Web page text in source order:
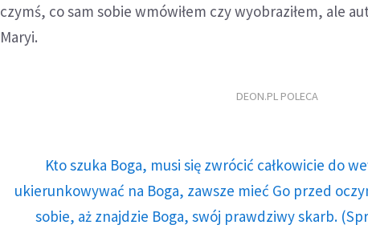
czymś, co sam sobie wmówiłem czy wyobraziłem, ale
Maryi.
DEON.PL POLECA
Kto szuka Boga, musi się zwrócić całkowicie do
ukierunkowywać na Boga, zawsze mieć Go przed
sobie, aż znajdzie Boga, swój prawdziwy skarb.